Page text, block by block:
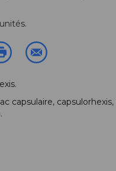
.
capsulaire, capsulorhexis,
.